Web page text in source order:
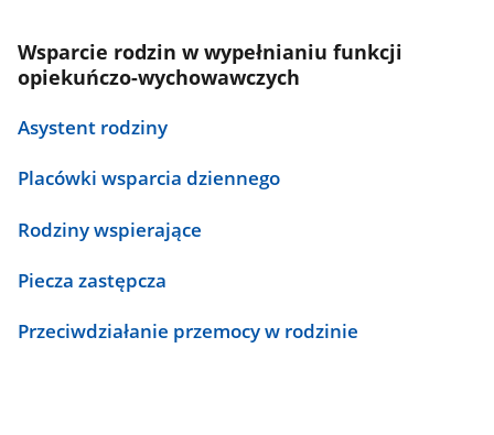
Wsparcie rodzin w wypełnianiu funkcji
opiekuńczo-wychowawczych
Asystent rodziny
Placówki wsparcia dziennego
Rodziny wspierające
Piecza zastępcza
Przeciwdziałanie przemocy w rodzinie